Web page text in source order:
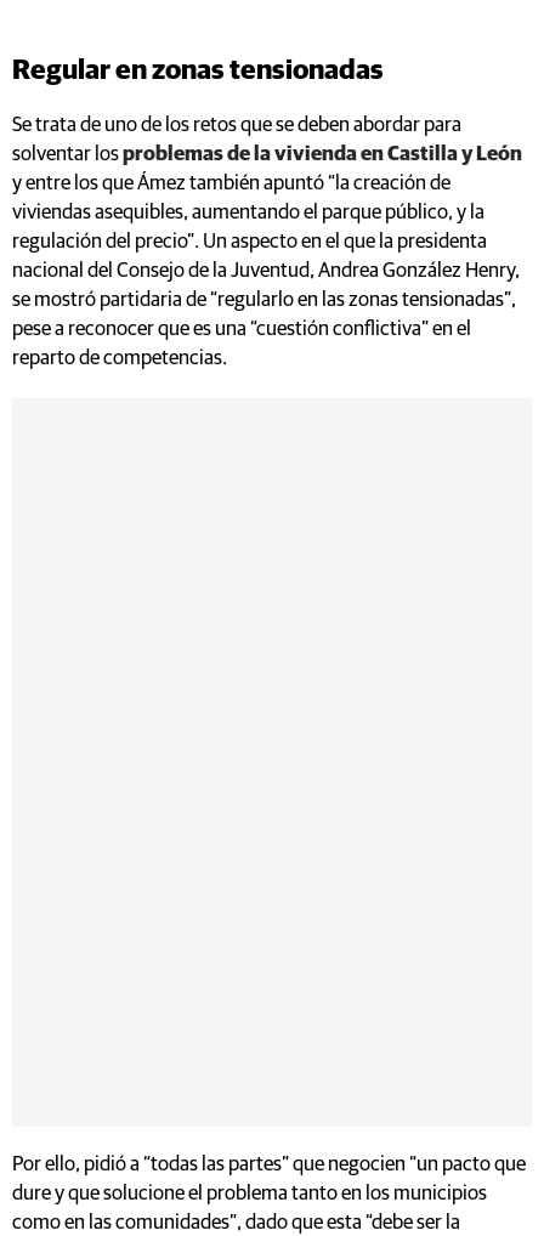
Regular en zonas tensionadas
Se trata de uno de los retos que se deben abordar para
solventar losproblemas de la vivienda en Castilla y León
y entre los que Ámez también apuntó “la creación de
viviendas asequibles, aumentando el parque público, y la
regulación del precio”. Un aspecto en el que la presidenta
nacional del Consejo de la Juventud, Andrea González Henry,
se mostró partidaria de “regularlo en las zonas tensionadas”,
pese a reconocer que es una “cuestión conflictiva” en el
reparto de competencias.
Por ello, pidió a “todas las partes” que negocien “un pacto que
dure y que solucione el problema tanto en los municipios
como en las comunidades”, dado que esta “debe ser la